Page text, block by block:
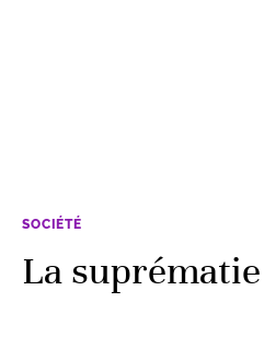
SOCIÉTÉ
La